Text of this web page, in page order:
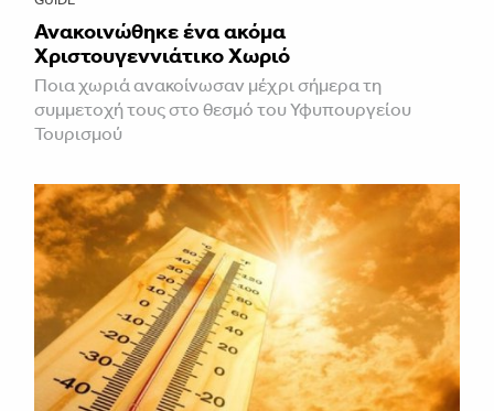
Ανακοινώθηκε ένα ακόμα
Χριστουγεννιάτικο Χωριό
Ποια χωριά ανακοίνωσαν μέχρι σήμερα τη
συμμετοχή τους στο θεσμό του Υφυπουργείου
Τουρισμού